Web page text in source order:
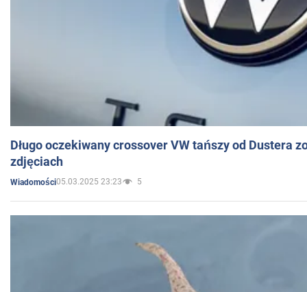
Długo oczekiwany crossover VW tańszy od Dustera
zdjęciach
Wiadomości05.03.2025 23:23 5